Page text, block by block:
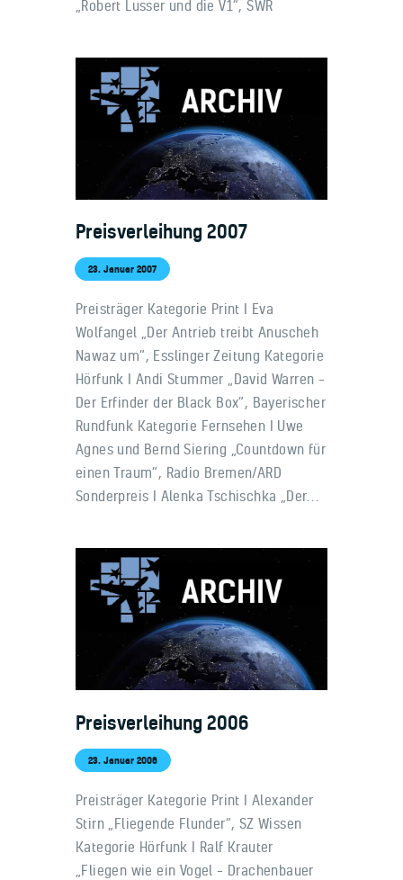
„Robert Lusser und die V1“, SWR
Preisverleihung 2007
23. Januar 2007
Preisträger Kategorie Print I Eva
Wolfangel „Der Antrieb treibt Anuscheh
Nawaz um“, Esslinger Zeitung Kategorie
Hörfunk I Andi Stummer „David Warren –
Der Erfinder der Black Box“, Bayerischer
Rundfunk Kategorie Fernsehen I Uwe
Agnes und Bernd Siering „Countdown für
einen Traum“, Radio Bremen/ARD
Sonderpreis I Alenka Tschischka „Der…
Preisverleihung 2006
23. Januar 2006
Preisträger Kategorie Print I Alexander
Stirn „Fliegende Flunder“, SZ Wissen
Kategorie Hörfunk I Ralf Krauter
„Fliegen wie ein Vogel – Drachenbauer